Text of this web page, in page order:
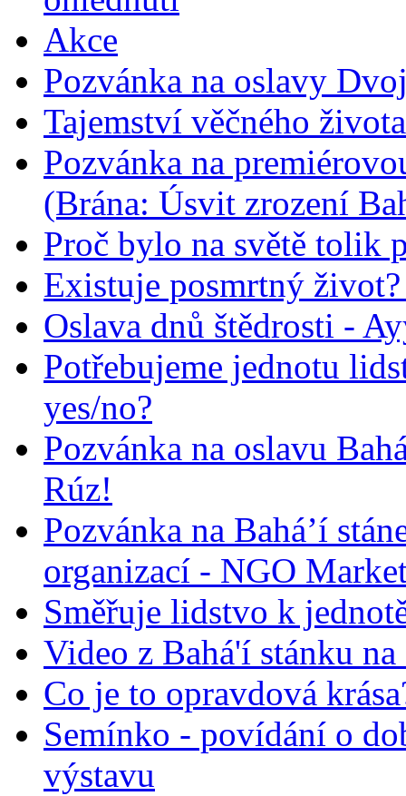
Akce
Pozvánka na oslavy
Tajemství věčného života
Pozvánka na
(Brána: Úsvit zrození
Proč bylo na světě tolik
Existuje posmrtný
Oslava dnů štědrosti -
Potřebujeme jednotu
yes/no?
Pozvánka na oslavu
Rúz!
Pozvánka na Bahá’í
organizací - NGO
Směřuje lidstvo k
Video z Bahá'í stánku
Co je to opravdová
Semínko - povídání o
výstavu